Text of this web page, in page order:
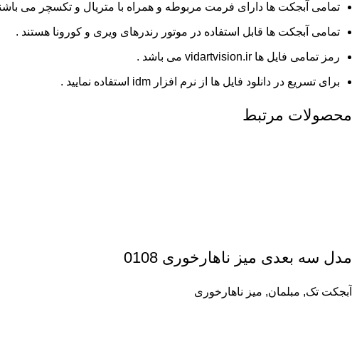
تمامی آبجکت ها دارای فرمت مربوطه و همراه با متریال و تکسچر می
تمامی آبجکت ها قابل استفاده در موتور رندرهای ویری و کورونا هستند .
رمز تمامی فایل ها vidartvision.ir می باشد .
برای تسریع در دانلود فایل ها از نرم افزار idm استفاده نمایید .
محصولات مرتبط
مدل سه بعدی میز ناهارخوری 0108
آبجکت تک, مبلمان, میز ناهارخوری